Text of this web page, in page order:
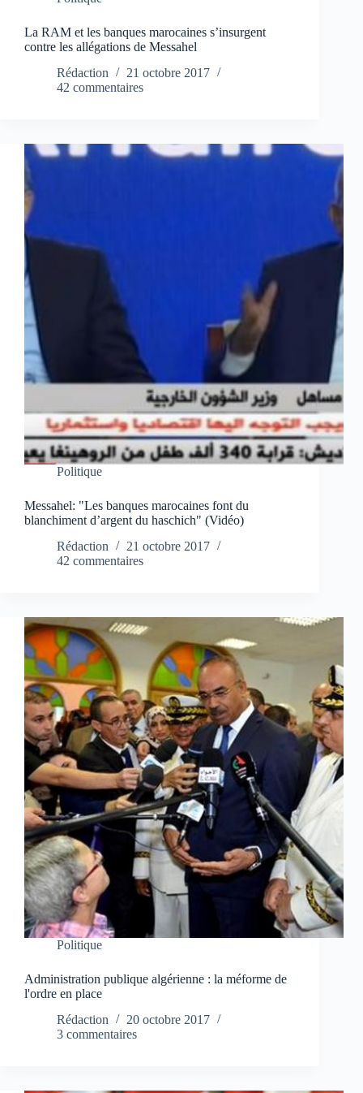
La RAM et les banques marocaines s’insurgent
contre les allégations de Messahel
Rédaction
21 octobre 2017
42 commentaires
Politique
Messahel: "Les banques marocaines font du
blanchiment d’argent du haschich" (Vidéo)
Rédaction
21 octobre 2017
42 commentaires
Politique
Administration publique algérienne : la méforme de
l'ordre en place
Rédaction
20 octobre 2017
3 commentaires